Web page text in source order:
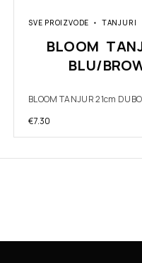
SVE PROIZVODE TANJURI
BLOOM
BLU/
BLOOM TANJUR 21cm
€7.30